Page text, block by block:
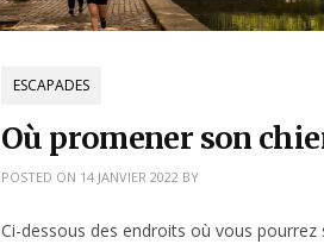
ESCAPADES
Où promener son
POSTED ON 14 JANVIER 2022 BY
Ci-dessous des endroits où vous